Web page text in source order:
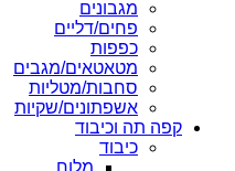
מגבונים
פחים/דליים
כפפות
מטאטאים/מגבים
סחבות/מטליות
אשפתונים/שקיות
קפה תה וכיבוד
כיבוד
מלוח